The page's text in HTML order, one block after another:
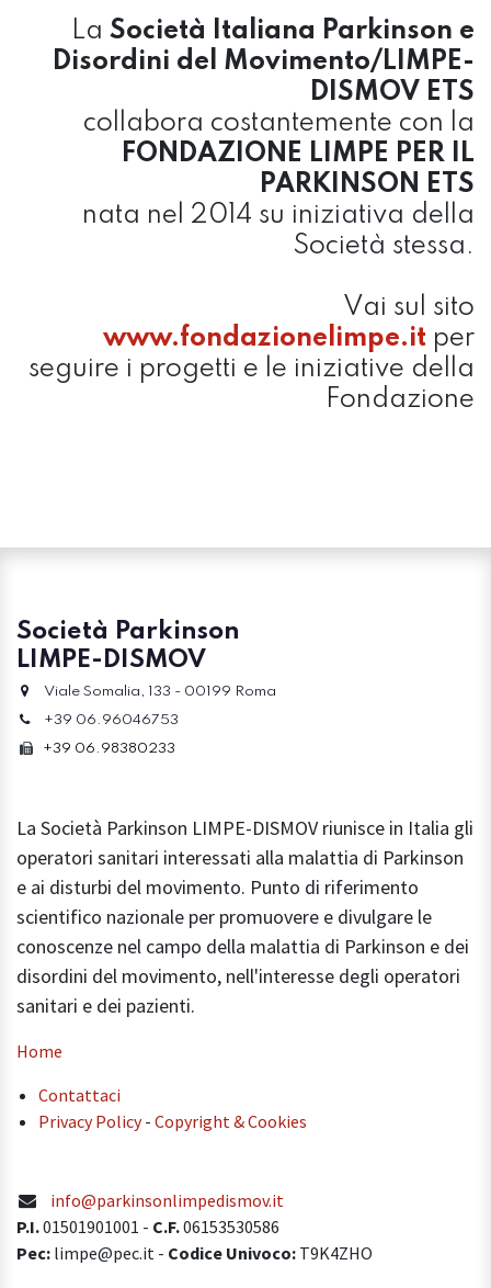
La Società Italiana Parkinson e
Disordini del Movimento/LIMPE-
DISMOV ETS
collabora costantemente con la
FONDAZIONE LIMPE PER IL
PARKINSON ETS
nata nel 2014 su iniziativa della
Società stessa.
Vai sul sito
www.fondazionelimpe.it per
seguire i progetti e le iniziative della
Fondazione
Società Parkinson
LIMPE-DISMOV
Viale Somalia, 133 - 00199 Roma
+39 06.96046753
+39 06.98380233
La Società Parkinson LIMPE-DISMOV riunisce in Italia gli
operatori sanitari interessati alla malattia di Parkinson
e ai disturbi del movimento. Punto di riferimento
scientifico nazionale per promuovere e divulgare le
conoscenze nel campo della malattia di Parkinson e dei
disordini del movimento, nell'interesse degli operatori
sanitari e dei pazienti.
Home
Contattaci
Privacy Policy- Copyright & Cookies
info@parkinsonlimpedismov.it
P.I.01501901001 - C.F.06153530586
Pec: limpe@pec.it - Codice Univoco: T9K4ZHO